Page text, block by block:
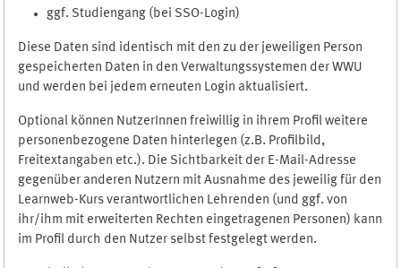
ggf. Studiengang (bei SSO-Login)
Diese Daten sind identisch mit den zu der jeweiligen Person
gespeicherten Daten in den Verwaltungssystemen der WWU
und werden bei jedem erneuten Login aktualisiert.
Optional können NutzerInnen freiwillig in ihrem Profil weitere
personenbezogene Daten hinterlegen (z.B. Profilbild,
Freitextangaben etc.). Die Sichtbarkeit der E-Mail-Adresse
gegenüber anderen Nutzern mit Ausnahme des jeweilig für den
Learnweb-Kurs verantwortlichen Lehrenden (und ggf. von
ihr/ihm mit erweiterten Rechten eingetragenen Personen) kann
im Profil durch den Nutzer selbst festgelegt werden.